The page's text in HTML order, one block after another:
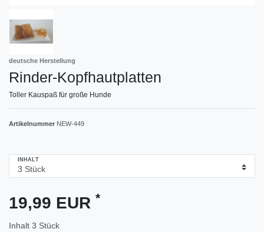
deutsche Herstellung
Rinder-Kopfhautplatten
Toller Kauspaß für große Hunde
Artikelnummer NEW-449
INHALT
19,99 EUR *
Inhalt 3 Stück